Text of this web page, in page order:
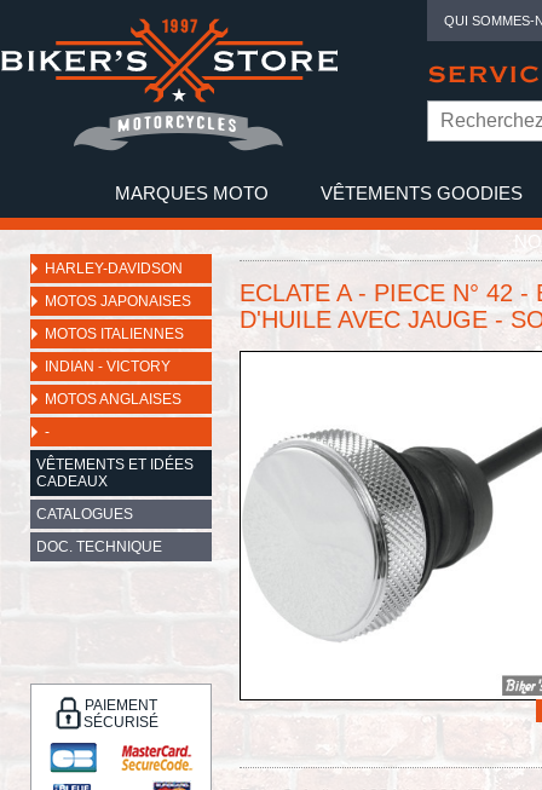
QUI SOMMES-
MARQUES MOTO VÊTEMENTS GOODIES
HARLEY-DAVIDSON
MOTOS JAPONAISES
MOTOS ITALIENNES
INDIAN - VICTORY
MOTOS ANGLAISES
-
VÊTEMENTS ET IDÉES
CADEAUX
CATALOGUES
DOC. TECHNIQUE
PAIEMENT
SÉCURISÉ
ECLATE A - PIECE N° 42
D'HUILE AVEC JAUGE -